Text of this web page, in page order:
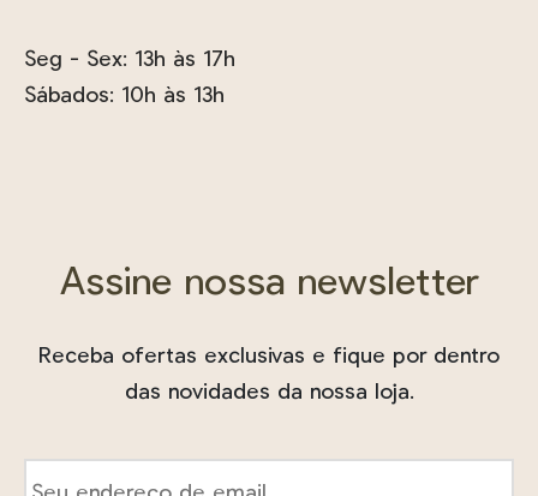
Seg - Sex: 13h às 17h
Sábados: 10h às 13h
Assine nossa newsletter
Receba ofertas exclusivas e fique por dentro
das novidades da nossa loja.
E-
mail
*